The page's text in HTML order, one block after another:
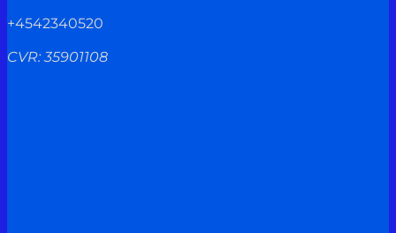
+4542340520
CVR: 35901108